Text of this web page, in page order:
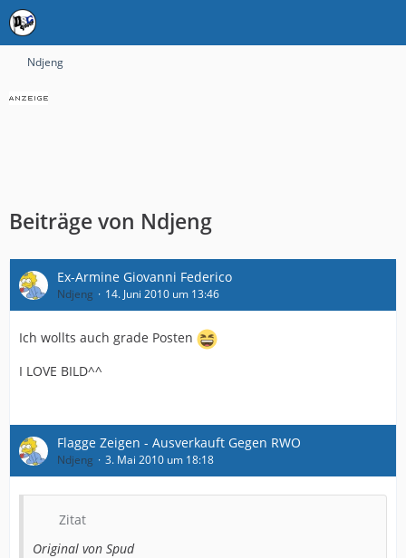
Ndjeng
Beiträge von Ndjeng
Ex-Armine Giovanni Federico
Ndjeng 14. Juni 2010 um 13:46
Ich wollts auch grade Posten
I LOVE BILD^^
Flagge Zeigen - Ausverkauft Gegen RWO
Ndjeng 3. Mai 2010 um 18:18
Zitat
Original von Spud